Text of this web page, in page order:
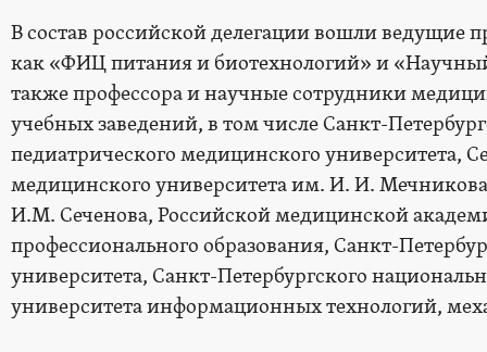
В состав российской делегации вошли ведущие
как «ФИЦ питания и биотехнологий» и
также профессора и научные сотрудники
учебных заведений, в том числе Санкт-
педиатрического медицинского университета,
медицинского университета им. И. И.
И.М. Сеченова, Российской медицинской
профессионального образования, Санкт-
университета, Санкт-Петербургского
университета информационных технологий,